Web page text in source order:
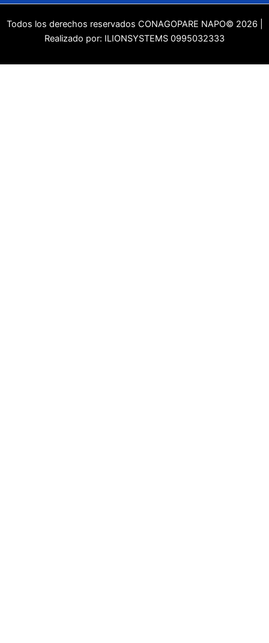
Todos los derechos reservados CONAGOPARE NAPO© 2026 |
Realizado por: ILIONSYSTEMS 0995032333